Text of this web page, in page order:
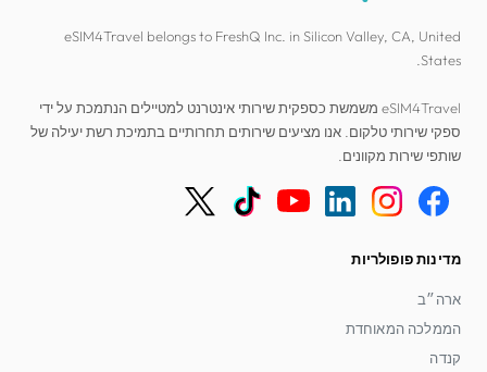
eSIM4Travel belongs to FreshQ Inc. in Silicon Valley, CA, United
States.
eSIM4Travel משמשת כספקית שירותי אינטרנט למטיילים הנתמכת על ידי
ספקי שירותי טלקום. אנו מציעים שירותים תחרותיים בתמיכת רשת יעילה של
שותפי שירות מקוונים.
מדינות פופולריות
ארה״ב
הממלכה המאוחדת
קנדה